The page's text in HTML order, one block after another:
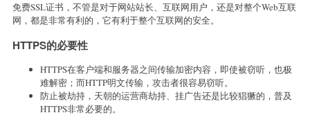
免费SSL证书，不管是对于网站站长、互联网用户，还是对整个Web互联
网，都是非常有利的，它有利于整个互联网的安全。
HTTPS的必要性
HTTPS在客户端和服务器之间传输加密内容，即使被窃听，也极
难解密；而HTTP明文传输，攻击者很容易窃听。
防止被劫持，天朝的运营商劫持、挂广告还是比较猖獗的，普及
HTTPS非常必要的。